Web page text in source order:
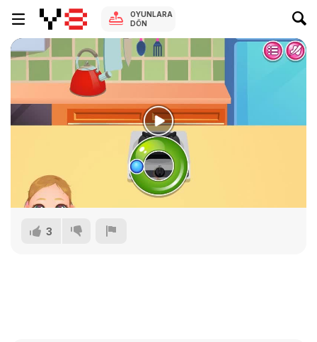
OYUNLARA
DÖN
3